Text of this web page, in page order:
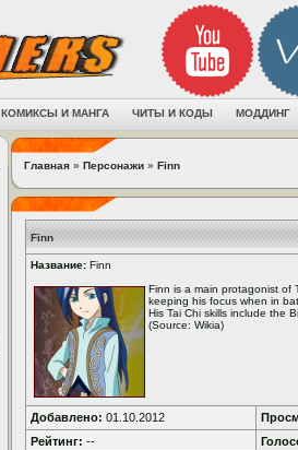
КОМИКСЫ И МАНГА ЧИТЫ И КОДЫ МОДДИНГ
Главная » Персонажи » Finn
Finn
Название: Finn
Finn is a main protagonist of
keeping his focus when in
His Tai Chi skills include the
(Source: Wikia)
Добавлено: 01.10.2012
Рейтинг: --